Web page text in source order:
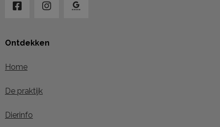
Ontdekken
Home
De praktijk
Dierinfo